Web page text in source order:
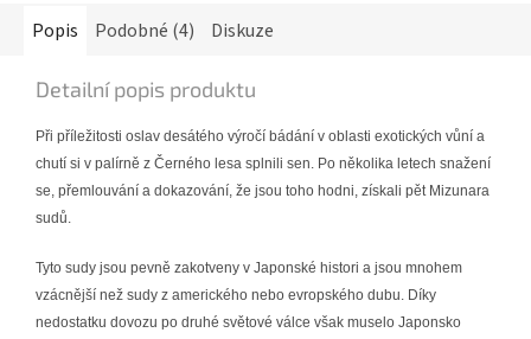
Popis Podobné (4) Diskuze
Detailní popis produktu
Při příležitosti oslav desátého výročí bádání v oblasti exotických vůní a
chutí si v palírně z Černého lesa splnili sen. Po několika letech snažení
se, přemlouvání a dokazování, že jsou toho hodni, získali pět Mizunara
sudů.
Tyto sudy jsou pevně zakotveny v Japonské histori a jsou mnohem
vzácnější než sudy z amerického nebo evropského dubu. Díky
nedostatku dovozu po druhé světové válce však muselo Japonsko